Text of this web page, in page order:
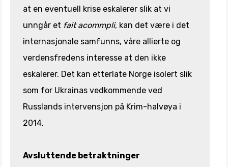
at en eventuell krise eskalerer slik at vi
unngår et fait acommpli, kan det være i det
internasjonale samfunns, våre allierte og
verdensfredens interesse at den ikke
eskalerer. Det kan etterlate Norge isolert slik
som for Ukrainas vedkommende ved
Russlands intervensjon på Krim-halvøya i
2014.
Avsluttende betraktninger